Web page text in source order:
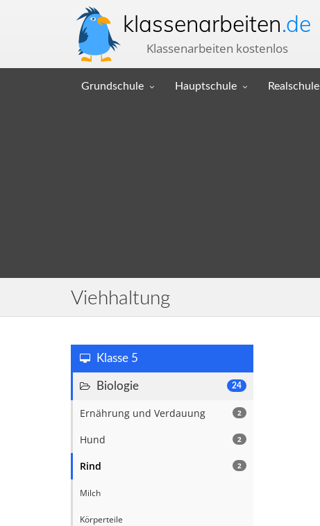
klassenarbeiten.de
Klassenarbeiten kostenlos
Grundschule Hauptschule Realschule
Viehhaltung
Klasse 5
24
Biologie
2
Ernährung und Verdauung
2
Hund
2
Rind
Milch
Körperteile